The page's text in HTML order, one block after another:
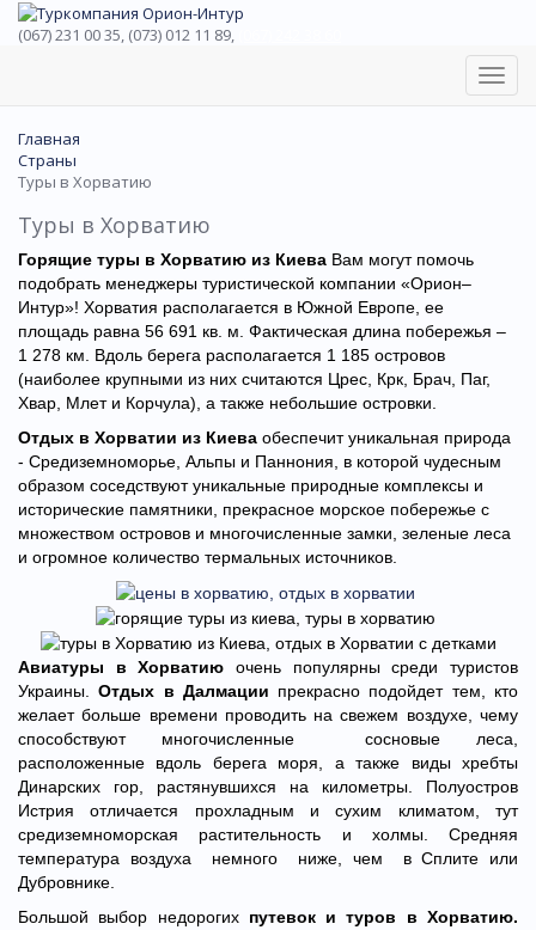
(067) 231 00 35, (073) 012 11 89,
Главная
Страны
Туры в Хорватию
Туры в Хорватию
Горящие туры в Хорватию из Киева Вам могут помочь
подобрать менеджеры туристической компании «Орион–
Интур»! Хорватия располагается в Южной Европе, ее
площадь равна 56 691 кв. м. Фактическая длина побережья –
1 278 км. Вдоль берега располагается 1 185 островов
(наиболее крупными из них считаются Црес, Крк, Брач, Паг,
Хвар, Млет и Корчула), а также небольшие островки.
Отдых в Хорватии из Киева обеспечит уникальная природа
- Средиземноморье, Альпы и Паннония, в которой чудесным
образом соседствуют уникальные природные комплексы и
исторические памятники, прекрасное морское побережье с
множеством островов и многочисленные замки, зеленые леса
и огромное количество термальных источников.
Авиатуры в Хорватию очень популярны среди туристов
Украины.Отдых в Далмации прекрасно подойдет тем, кто
желает больше времени проводить на свежем воздухе, чему
способствуют многочисленные сосновые леса,
расположенные вдоль берега моря, а также виды хребты
Динарских гор, растянувшихся на километры. Полуостров
Истрия отличается прохладным и сухим климатом, тут
средиземноморская растительность и холмы. Средняя
температура воздуха немного ниже, чем в Сплите или
Дубровнике.
Большой выбор недорогихпутевок и туров в Хорватию.